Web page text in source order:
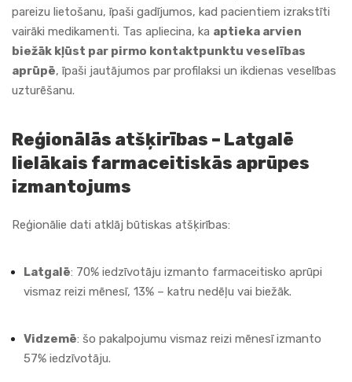
pareizu lietošanu, īpaši gadījumos, kad pacientiem izrakstīti
vairāki medikamenti. Tas apliecina, ka aptieka arvien
biežāk kļūst par pirmo kontaktpunktu veselības
aprūpē, īpaši jautājumos par profilaksi un ikdienas veselības
uzturēšanu.
Reģionālās atšķirības – Latgalē
lielākais farmaceitiskās aprūpes
izmantojums
Reģionālie dati atklāj būtiskas atšķirības:
Latgalē: 70% iedzīvotāju izmanto farmaceitisko aprūpi
vismaz reizi mēnesī, 13% – katru nedēļu vai biežāk.
Vidzemē: šo pakalpojumu vismaz reizi mēnesī izmanto
57% iedzīvotāju.